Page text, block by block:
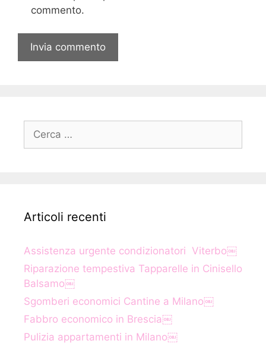
commento.
per:
Articoli recenti
Assistenza urgente condizionatori Viterbo￼
Riparazione tempestiva Tapparelle in Cinisello
Balsamo￼
Sgomberi economici Cantine a Milano￼
Fabbro economico in Brescia￼
Pulizia appartamenti in Milano￼